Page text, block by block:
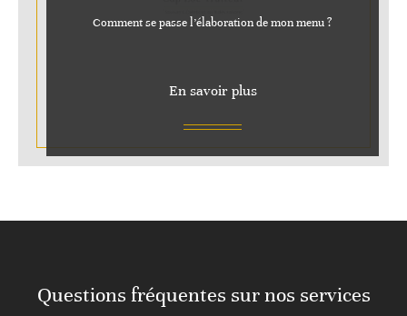
Comment se passe l’élaboration de mon menu ?
En savoir plus
Questions fréquentes sur nos services